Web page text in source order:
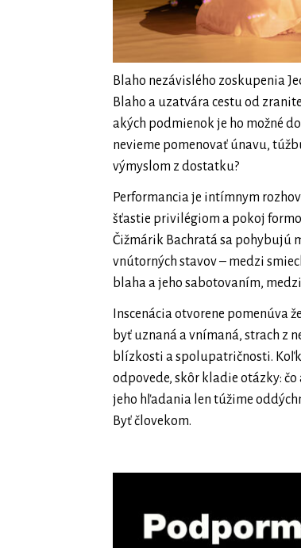
Blaho nezávislého zoskupenia
Blaho a uzatvára cestu od
akých podmienok je ho možné
nevieme pomenovať únavu,
výmyslom z dostatku?
Performancia je intímnym
šťastie privilégiom a pokoj
Čižmárik Bachratá sa pohybujú
vnútorných stavov – medzi
blaha a jeho sabotovaním,
Inscenácia otvorene pomenúva
byť uznaná a vnímaná, strach z
blízkosti a spolupatričnosti.
odpovede, skôr kladie otázky:
jeho hľadania len túžime
Byť človekom.